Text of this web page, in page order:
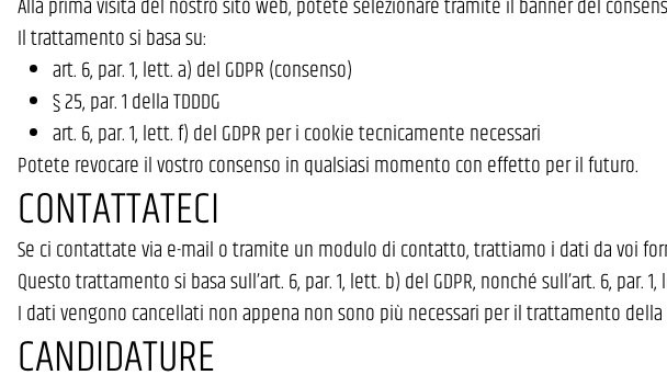
Il trattamento si basa su:
art. 6, par. 1, lett. a) del GDPR (consenso)
§ 25, par. 1 della TDDDG
art. 6, par. 1, lett. f) del GDPR per i cookie tecnicamente necessari
Potete revocare il vostro consenso in qualsiasi momento con effetto per il futuro.
CONTATTATECI
Se ci contattate via e-mail o tramite un modulo di contatto, trattiamo i dati da voi
Questo trattamento si basa sull’art. 6, par. 1, lett. b) del GDPR, nonché sull’art. 6, par. 1,
I dati vengono cancellati non appena non sono più necessari per il trattamento
CANDIDATURE